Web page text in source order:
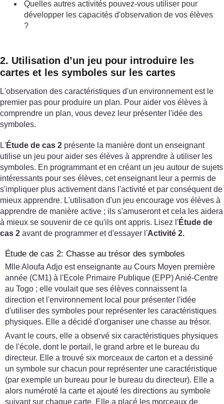
Quelles autres activités pouvez-vous utiliser pour
développer les capacités d'observation de vos élèves
?
2. Utilisation d’un jeu pour introduire les
cartes et les symboles sur les cartes
L'observation des caractéristiques d'un environnement est le
premier pas pour produire un plan. Pour aider vos élèves à
comprendre un plan, vous devez leur présenter l'idée des
symboles.
L'Étude de cas 2 présente la manière dont un enseignant
utilise un jeu pour aider ses élèves à apprendre à utiliser les
symboles. En programmant et en créant un jeu autour de sujets
intéressants pour ses élèves, cet enseignant leur a permis de
s'impliquer plus activement dans l'activité et par conséquent de
mieux apprendre. L'utilisation d'un jeu encourage vos élèves à
apprendre de manière active ; ils s'amuseront et cela les aidera
à mieux se souvenir de ce qu'ils ont appris. Lisez l'Étude de
cas 2 avant de programmer et d'essayer l'Activité 2.
Étude de cas 2: Chasse au trésor des symboles
Mlle Aloufa Adjo est enseignante au Cours Moyen première
année (CM1) à l'Ecole Primaire Publique (EPP) Anié-Centre
au Togo ; elle voulait que ses élèves connaissent la
direction et l'environnement local pour présenter l'idée
d'utiliser des symboles pour représenter les caractéristiques
physiques. Elle a décidé d'organiser une chasse au trésor.
Avant le cours, elle a observé six caractéristiques physiques
de l'école, dont le portail, le grand arbre et le bureau du
directeur. Elle a trouvé six morceaux de carton et a dessiné
un symbole sur chacun pour représenter une caractéristique
(par exemple un bureau pour le bureau du directeur). Elle a
alors numéroté la carte et ajouté les directions au symbole
suivant sur chaque carte. Elle a placé les morceaux de